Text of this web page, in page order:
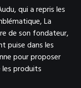
qui a repris les
La
de son fondateur,
puise dans les
pour proposer
les produits